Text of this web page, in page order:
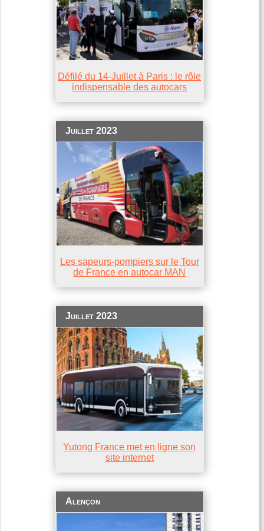
Défilé du 14-Juillet à Paris : le rôle
indispensable des autocars
Juillet 2023
Les sapeurs-pompiers sur le Tour
de France en autocar MAN
Juillet 2023
Yutong France met en ligne son
site internet
Alençon